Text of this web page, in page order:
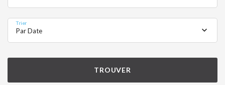
Trier
Par Date
TROUVER